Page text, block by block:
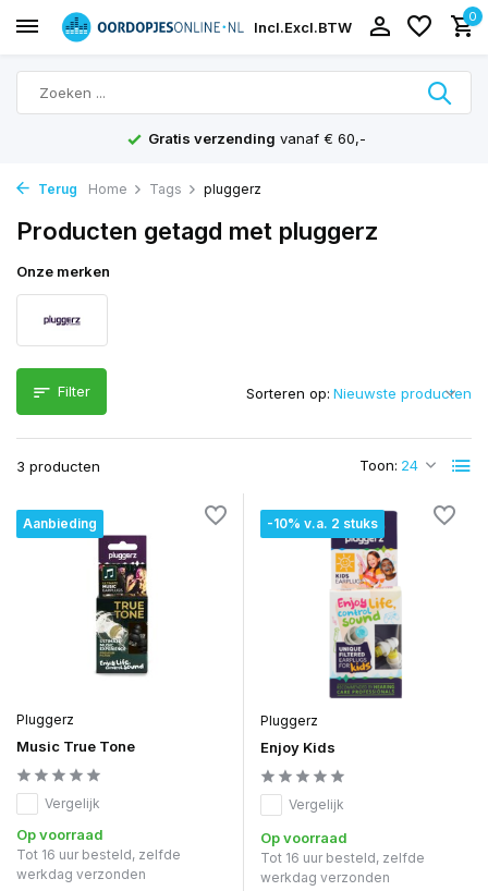
Incl.Excl.BTW
0
Gratis verzending vanaf € 60,-
Terug Home Tags pluggerz
Producten getagd met pluggerz
Onze merken
Filter
3 producten Toon:
Sorteren op:
Aanbieding
Pluggerz
Music True Tone
Vergelijk
Op voorraad
Tot 16 uur besteld, zelfde
werkdag verzonden
-10% v.a. 2 stuks
Pluggerz
Enjoy Kids
Vergelijk
Op voorraad
Tot 16 uur besteld, zelfde
werkdag verzonden